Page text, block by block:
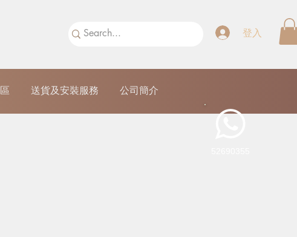
登入
送貨及安裝服務 公司簡介